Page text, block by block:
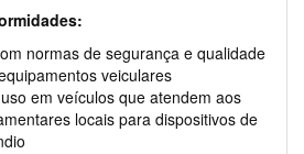
normas de segurança e qualidade
veiculares
em veículos que atendem aos
locais para dispositivos de